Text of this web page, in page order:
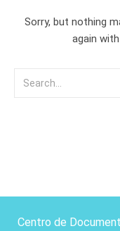
Sorry, but nothing
again
Centro de